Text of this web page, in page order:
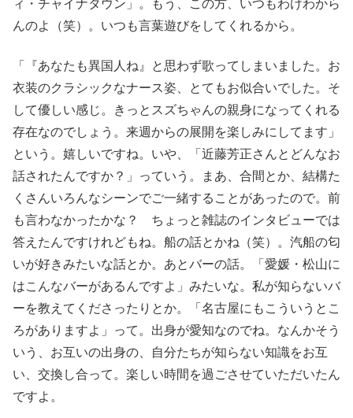
ィ・チャイナタウン」。もう、この方、いつもわけわから
んのよ（笑）。いつも言葉遊びをしてくれるから。
「『あなたも異国人ね』と思わず歌ってしまいました。お
衣装のクラシックなナース姿、とてもお似合いでした。そ
して優しい感じ。きっとスズちゃんの親身になってくれる
存在なのでしょう。来週からの展開を楽しみにしてます」
という。嬉しいですね。いや、「近藤芳正さんとどんなお
話されたんですか？」っていう。まあ、合間とか、結構た
くさんいろんなシーンでご一緒することがあったので。前
も言わなかったかな？ ちょっと雑誌のインタビューでは
答えたんですけれどもね。船の話とかね（笑）。汽船の匂
いが好きみたいな話とか。あとバーの話。「愛媛・松山に
はこんなバーがあるんですよ」みたいな。私が知らないバ
ーを教えてくださったりとか。「名古屋にもこういうとこ
ろがありますよ」って。出身が愛知なのでね。なんかそう
いう、お互いの出身の、自分たちが知らない知識をお互
い、交換し合って。楽しい時間を過ごさせていただいたん
ですよ。